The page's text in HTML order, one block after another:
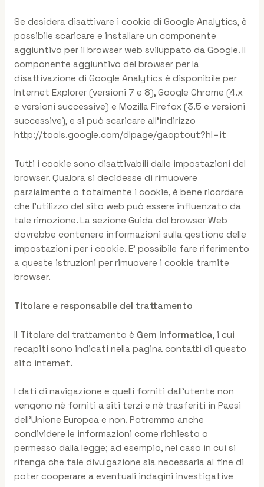
Se desidera disattivare i cookie di Google Analytics, è
possibile scaricare e installare un componente
aggiuntivo per il browser web sviluppato da Google. Il
componente aggiuntivo del browser per la
disattivazione di Google Analytics è disponibile per
Internet Explorer (versioni 7 e 8), Google Chrome (4.x
e versioni successive) e Mozilla Firefox (3.5 e versioni
successive), e si può scaricare all’indirizzo
http://tools.google.com/dlpage/gaoptout?hl=it
Tutti i cookie sono disattivabili dalle impostazioni del
browser. Qualora si decidesse di rimuovere
parzialmente o totalmente i cookie, è bene ricordare
che l’utilizzo del sito web può essere influenzato da
tale rimozione. La sezione Guida del browser Web
dovrebbe contenere informazioni sulla gestione delle
impostazioni per i cookie. E’ possibile fare riferimento
a queste istruzioni per rimuovere i cookie tramite
browser.
Titolare e responsabile del trattamento
Il Titolare del trattamento è Gem Informatica, i cui
recapiti sono indicati nella pagina contatti di questo
sito internet.
I dati di navigazione e quelli forniti dall’utente non
vengono nè forniti a siti terzi e nè trasferiti in Paesi
dell’Unione Europea e non. Potremmo anche
condividere le informazioni come richiesto o
permesso dalla legge; ad esempio, nel caso in cui si
ritenga che tale divulgazione sia necessaria al fine di
poter cooperare a eventuali indagini investigative